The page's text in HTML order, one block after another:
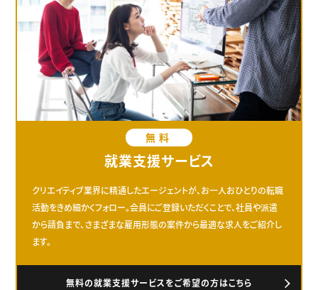
無料
就業支援サービス
クリエイティブ業界に精通したエージェントが、お一人おひとりの転職
活動をきめ細かくフォロー。会員にご登録いただくことで、社員や派遣
から請負まで、さまざまな雇用形態の案件から最適な求人をご紹介し
ます。
無料の就業支援サービスをご希望の方はこちら